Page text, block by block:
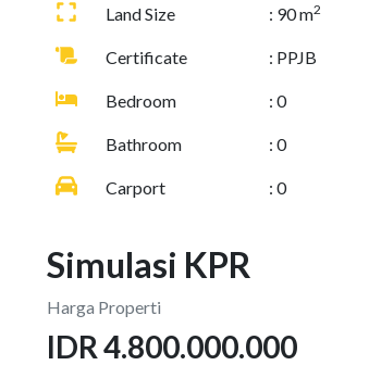
Land Size : 90 m2
Certificate : PPJB
Bedroom : 0
Bathroom : 0
Carport : 0
Simulasi KPR
Harga Properti
IDR 4.800.000.000